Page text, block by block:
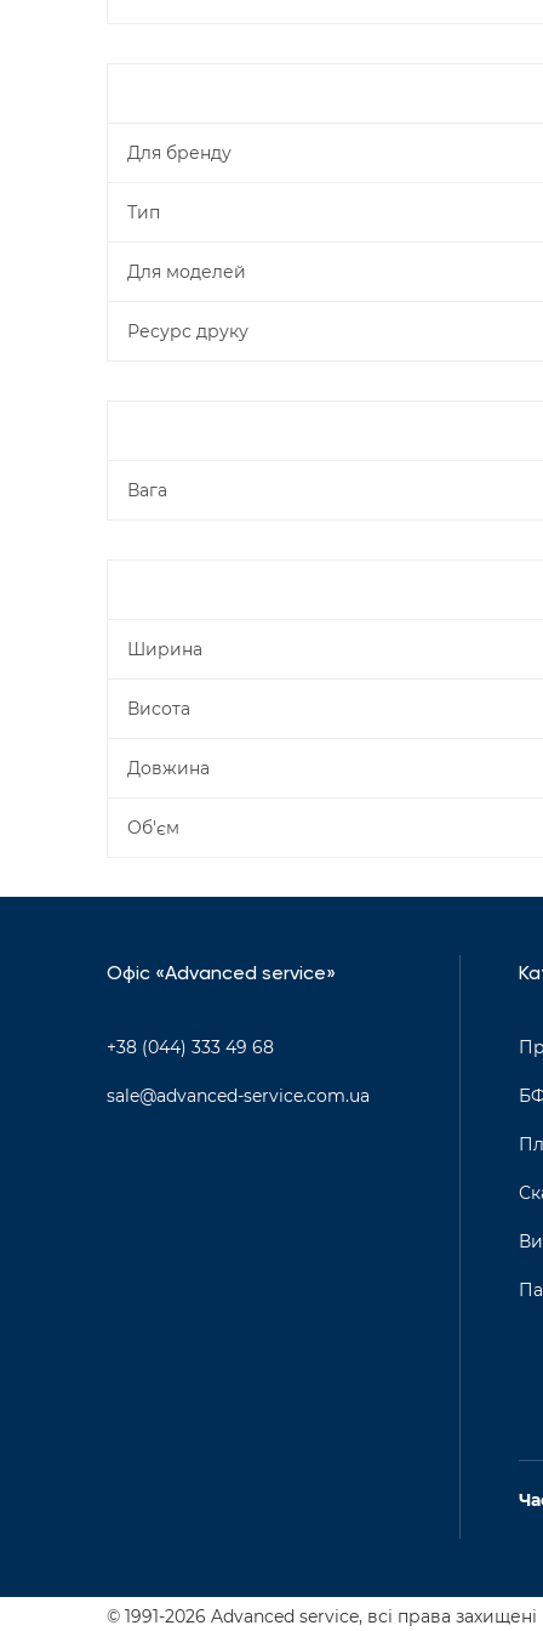
Для бренду
Тип
Для моделей
Ресурс друку
Вага
Ширина
Висота
Довжина
Об'єм
Офіс «Advanced service»
+38 (044) 333 49 68
sale@advanced-service.com.ua
© 1991-2026 Advanced service, всі права захищені